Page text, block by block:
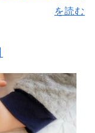
を読む